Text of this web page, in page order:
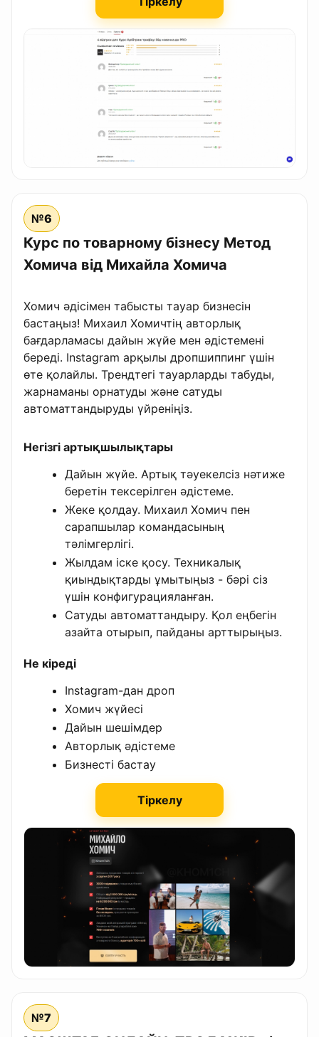
№6
Курс по товарному бізнесу Метод
Хомича від Михайла Хомича
Хомич әдісімен табысты тауар бизнесін
бастаңыз! Михаил Хомичтің авторлық
бағдарламасы дайын жүйе мен әдістемені
береді. Instagram арқылы дропшиппинг үшін
өте қолайлы. Трендтегі тауарларды табуды,
жарнаманы орнатуды және сатуды
автоматтандыруды үйреніңіз.
Негізгі артықшылықтары
Дайын жүйе. Артық тәуекелсіз нәтиже
беретін тексерілген әдістеме.
Жеке қолдау. Михаил Хомич пен
сарапшылар командасының
тәлімгерлігі.
Жылдам іске қосу. Техникалық
қиындықтарды ұмытыңыз - бәрі сіз
үшін конфигурацияланған.
Сатуды автоматтандыру. Қол еңбегін
азайта отырып, пайданы арттырыңыз.
Не кіреді
Instagram-дан дроп
Хомич жүйесі
Дайын шешімдер
Авторлық әдістеме
Бизнесті бастау
Тіркелу
№7